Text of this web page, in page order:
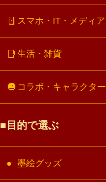
スマホ・IT・メディア
生活・雑貨
コラボ・キャラクター
目的で選ぶ
墨絵グッズ